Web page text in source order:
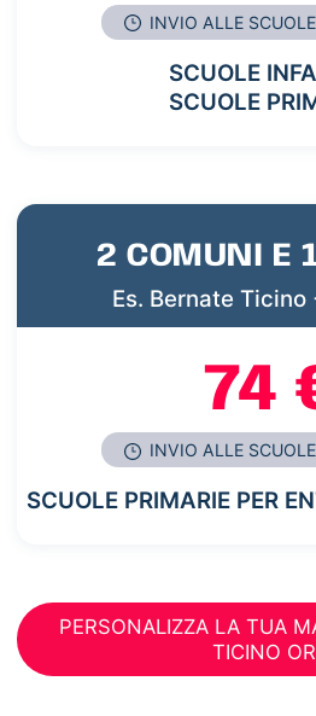
INVIO ALLE
SCUOLE
SCUOLE
2 COMUNI E
Es. Bernate Ticino
74
INVIO ALLE
SCUOLE PRIMARIE PER
PERSONALIZZA LA TUA
TICINO